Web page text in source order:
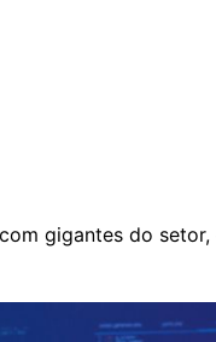
gigantes do